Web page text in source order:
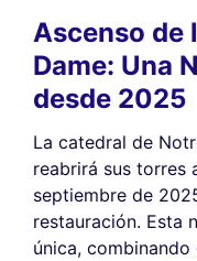
Ascenso de
Dame: Una
desde 2025
La catedral de
reabrirá sus torres
septiembre de
restauración. Esta
única,